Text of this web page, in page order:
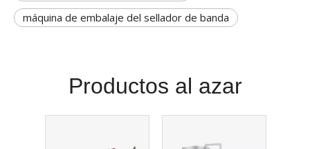
máquina de embalaje del sellador de banda
Productos al azar